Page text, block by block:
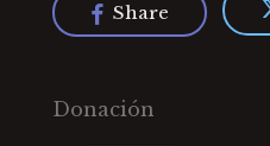
Share
Donación